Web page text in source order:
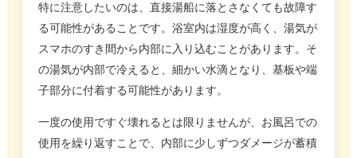
特に注意したいのは、直接湯船に落とさなくても故障す
る可能性があることです。浴室内は湿度が高く、湯気が
スマホのすき間から内部に入り込むことがあります。そ
の湯気が内部で冷えると、細かい水滴となり、基板や端
子部分に付着する可能性があります。
一度の使用ですぐ壊れるとは限りませんが、お風呂での
使用を繰り返すことで、内部に少しずつダメージが蓄積